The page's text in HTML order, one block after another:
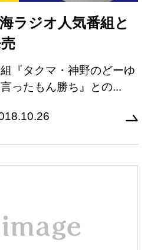
ラジオ人気番組と
『タクマ・神野のどーゆ
ったもん勝ち』との...